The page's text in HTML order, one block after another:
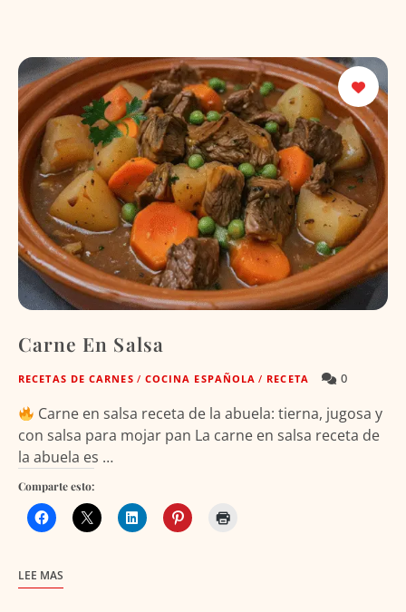
Carne En Salsa
RECETAS DE CARNES / COCINA ESPAÑOLA / RECETA 0
Carne en salsa receta de la abuela: tierna, jugosa y
con salsa para mojar pan La carne en salsa receta de
la abuela es …
Comparte esto:
LEE MAS